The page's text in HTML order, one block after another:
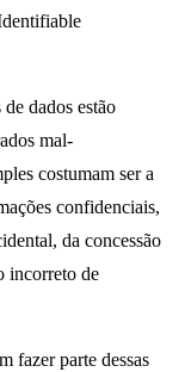
dados estão
mal-
costumam ser a
confidenciais,
da concessão
incorreto de
fazer parte dessas